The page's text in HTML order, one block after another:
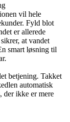
vil hele
Fyld blot
er allerede
at vandet
smart løsning til
betjening. Takket
automatisk
der ikke er mere